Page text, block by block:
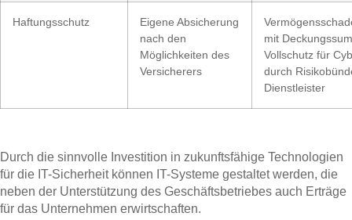
Haftungsschutz
Eigene Absicherung
nach den
Möglichkeiten des
Versicherers
mit
Vollschutz für
durch
Dienstleister
Durch die sinnvolle Investition in zukunftsfähige Technologien
für die IT-Sicherheit können IT-Systeme gestaltet werden, die
neben der Unterstützung des Geschäftsbetriebes auch Erträge
für das Unternehmen erwirtschaften.